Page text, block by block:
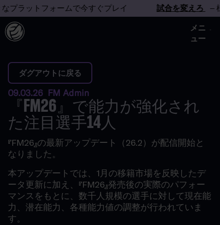
ットフォームで今すぐプレイ 試合を変えろ – 様々
メニ
ュー
ダグアウトに戻る
09.03.26 FM Admin
『FM26』で能力が強化され
た注目選手14人
『FM26』の最新アップデート（26.2）が配信開始と
なりました。
本アップデートでは、1月の移籍市場を反映したデ
ータ更新に加え、『FM26』発売後の実際のパフォー
マンスをもとに、数千人規模の選手に対して現在能
力、潜在能力、各種能力値の調整が行われていま
す。